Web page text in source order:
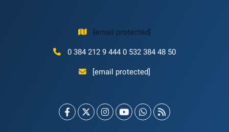
[email protected]
0 384 212 9 444 0 532 384 48 50
[email protected]